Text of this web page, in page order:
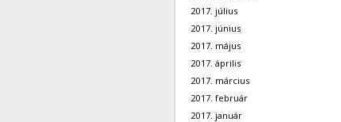
2017. július
2017. június
2017. május
2017. április
2017. március
2017. február
2017. január